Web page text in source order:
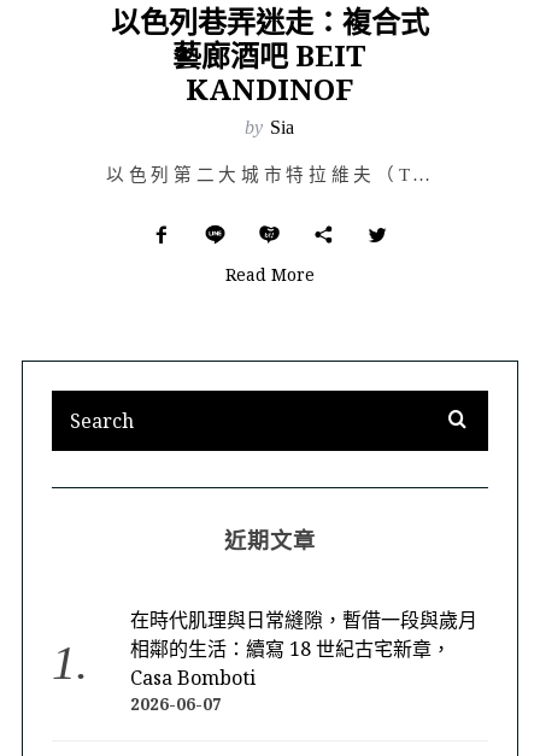
以色列巷弄迷走：複合式
藝廊酒吧 BEIT
KANDINOF
by Sia
以色列第二大城市特拉維夫（Tel-Aviv），在希伯來語中為「春天的小山丘」。「Aviv」是指春天，…
Read More
近期文章
在時代肌理與日常縫隙，暫借一段與歲月
相鄰的生活：續寫 18 世紀古宅新章，
Casa Bomboti
2026-06-07